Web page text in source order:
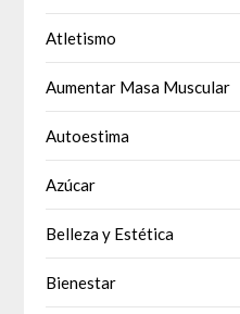
Atletismo
Aumentar Masa Muscular
Autoestima
Azúcar
Belleza y Estética
Bienestar